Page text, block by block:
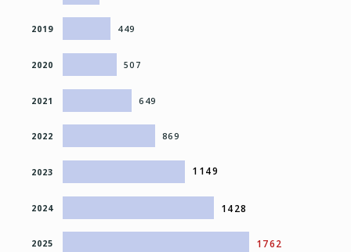
449
2019
507
2020
649
2021
869
2022
1149
2023
1428
2024
1762
2025